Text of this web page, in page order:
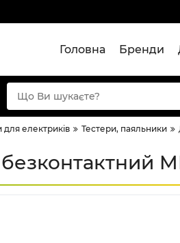
Головна Бренди
для електриків Тестери, паяльники